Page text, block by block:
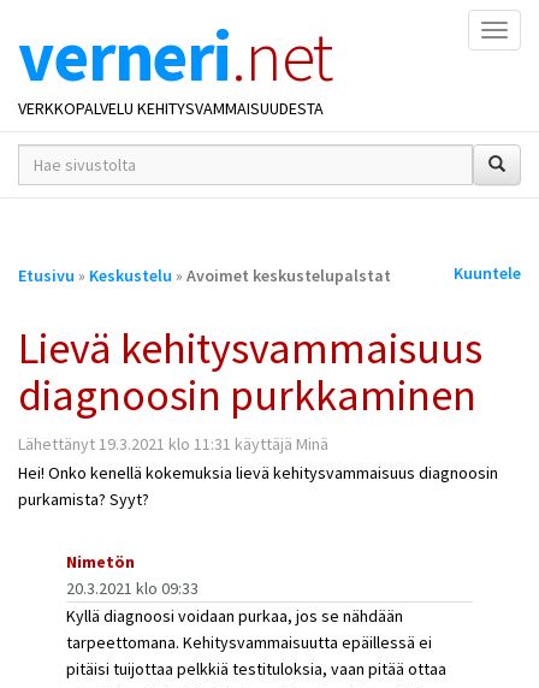
verneri.net
VERKKOPALVELU KEHITYSVAMMAISUUDESTA
hakusana(t)
*
Olet
Etusivu » Keskustelu » Avoimet keskustelupalstat Kuuntele
Lievä kehitysvammaisuus
diagnoosin purkkaminen
Lähettänyt 19.3.2021 klo 11:31 käyttäjä Minä
Hei! Onko kenellä kokemuksia lievä kehitysvammaisuus diagnoosin
purkamista? Syyt?
Nimetön
20.3.2021 klo 09:33
Kyllä diagnoosi voidaan purkaa, jos se nähdään
tarpeettomana. Kehitysvammaisuutta epäillessä ei
pitäisi tuijottaa pelkkiä testituloksia, vaan pitää ottaa